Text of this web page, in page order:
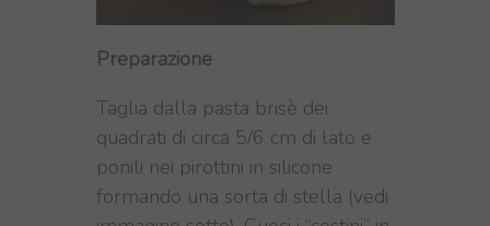
Preparazione
Taglia dalla pasta brisè dei
quadrati di circa 5/6 cm di lato e
ponili nei pirottini in silicone
formando una sorta di stella (vedi